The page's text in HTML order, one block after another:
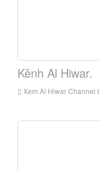
Kênh Al Hiwar.
Xem Al Hiwar Channel Live Online, Al Hiwar Channel HD Live Streaming, Al Hiwar Channel